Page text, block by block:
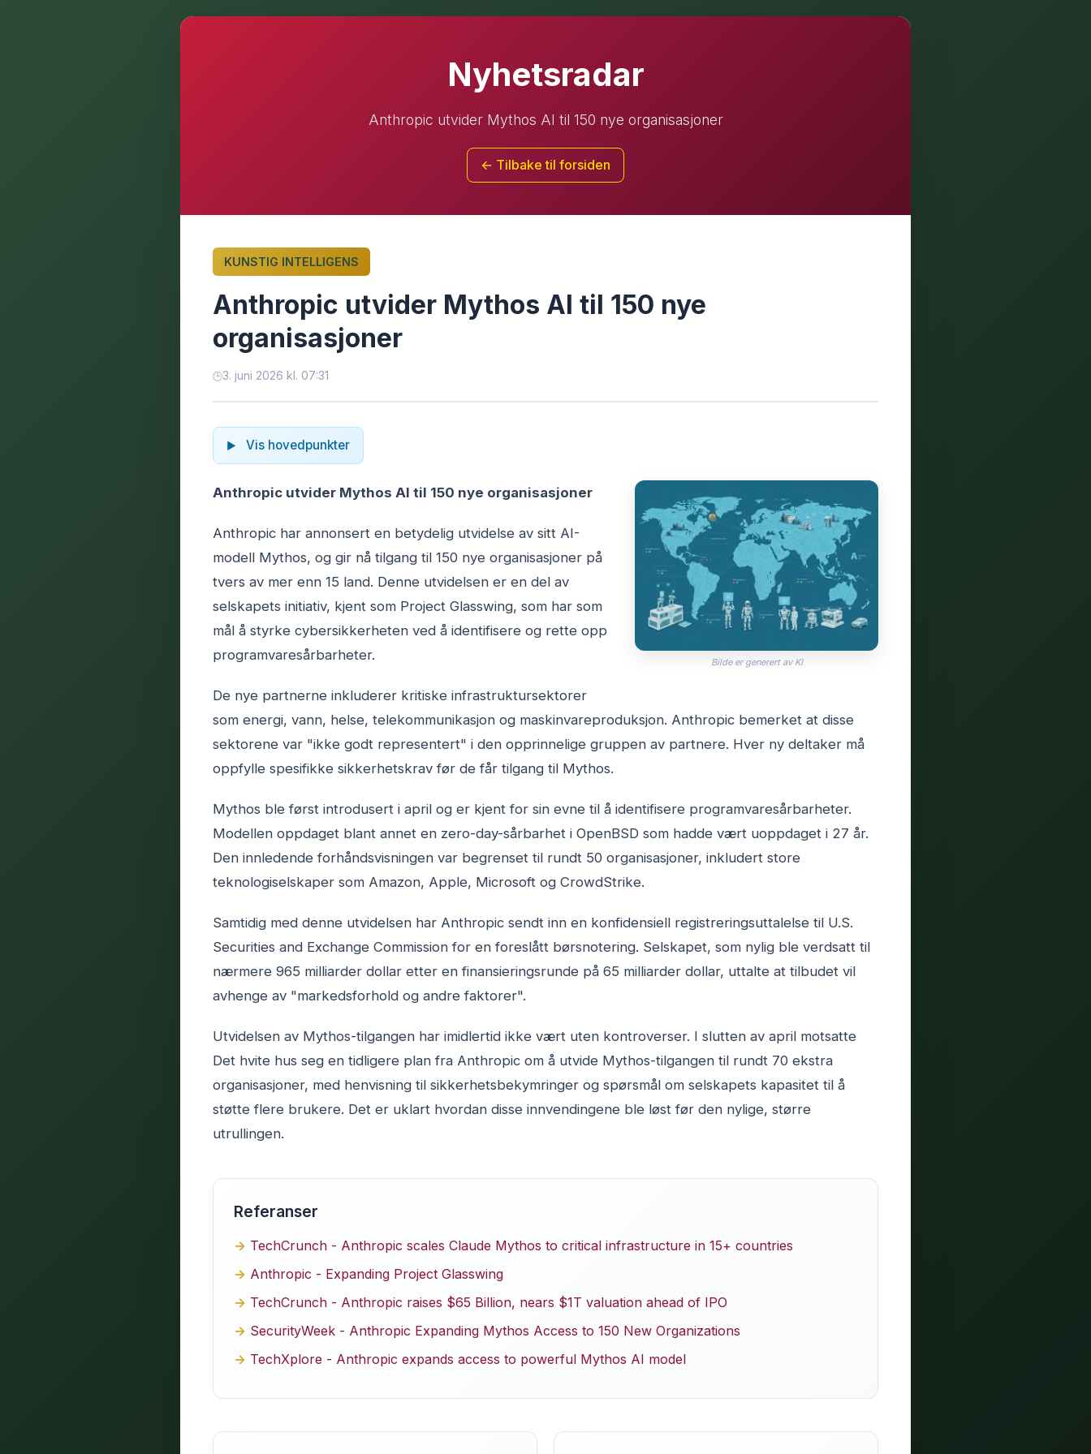
Nyhetsradar
Anthropic utvider Mythos AI til 150 nye organisasjoner
← Tilbake til forsiden
KUNSTIG INTELLIGENS
Anthropic utvider Mythos AI til 150 nye
organisasjoner
3. juni 2026 kl. 07:31
Vis hovedpunkter
Bilde er generert av KI
Anthropic utvider Mythos AI til 150 nye organisasjoner
Anthropic har annonsert en betydelig utvidelse av sitt AI-
modell Mythos, og gir nå tilgang til 150 nye organisasjoner på
tvers av mer enn 15 land. Denne utvidelsen er en del av
selskapets initiativ, kjent som Project Glasswing, som har som
mål å styrke cybersikkerheten ved å identifisere og rette opp
programvaresårbarheter.
De nye partnerne inkluderer kritiske infrastruktursektorer
som energi, vann, helse, telekommunikasjon og maskinvareproduksjon. Anthropic bemerket at disse
sektorene var "ikke godt representert" i den opprinnelige gruppen av partnere. Hver ny deltaker må
oppfylle spesifikke sikkerhetskrav før de får tilgang til Mythos.
Mythos ble først introdusert i april og er kjent for sin evne til å identifisere programvaresårbarheter.
Modellen oppdaget blant annet en zero-day-sårbarhet i OpenBSD som hadde vært uoppdaget i 27 år.
Den innledende forhåndsvisningen var begrenset til rundt 50 organisasjoner, inkludert store
teknologiselskaper som Amazon, Apple, Microsoft og CrowdStrike.
Samtidig med denne utvidelsen har Anthropic sendt inn en konfidensiell registreringsuttalelse til U.S.
Securities and Exchange Commission for en foreslått børsnotering. Selskapet, som nylig ble verdsatt til
nærmere 965 milliarder dollar etter en finansieringsrunde på 65 milliarder dollar, uttalte at tilbudet vil
avhenge av "markedsforhold og andre faktorer".
Utvidelsen av Mythos-tilgangen har imidlertid ikke vært uten kontroverser. I slutten av april motsatte
Det hvite hus seg en tidligere plan fra Anthropic om å utvide Mythos-tilgangen til rundt 70 ekstra
organisasjoner, med henvisning til sikkerhetsbekymringer og spørsmål om selskapets kapasitet til å
støtte flere brukere. Det er uklart hvordan disse innvendingene ble løst før den nylige, større
utrullingen.
Referanser
TechCrunch - Anthropic scales Claude Mythos to critical infrastructure in 15+ countries
Anthropic - Expanding Project Glasswing
TechCrunch - Anthropic raises $65 Billion, nears $1T valuation ahead of IPO
SecurityWeek - Anthropic Expanding Mythos Access to 150 New Organizations
TechXplore - Anthropic expands access to powerful Mythos AI model